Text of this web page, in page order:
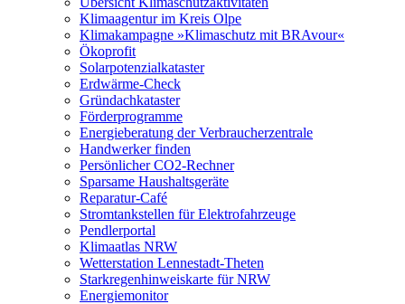
Klimaagentur im Kreis Olpe
Klimakampagne »Klimaschutz mit BRAvour«
Ökoprofit
Solarpotenzialkataster
Erdwärme-Check
Gründachkataster
Förderprogramme
Energieberatung der Verbraucherzentrale
Handwerker finden
Persönlicher CO2-Rechner
Sparsame Haushaltsgeräte
Reparatur-Café
Stromtankstellen für Elektrofahrzeuge
Pendlerportal
Klimaatlas NRW
Wetterstation Lennestadt-Theten
Starkregenhinweiskarte für NRW
Energiemonitor